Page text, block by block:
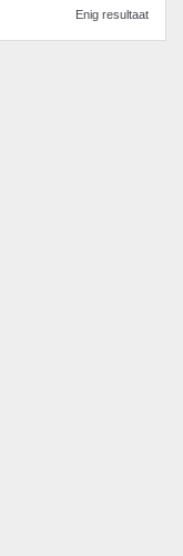
Enig resultaat